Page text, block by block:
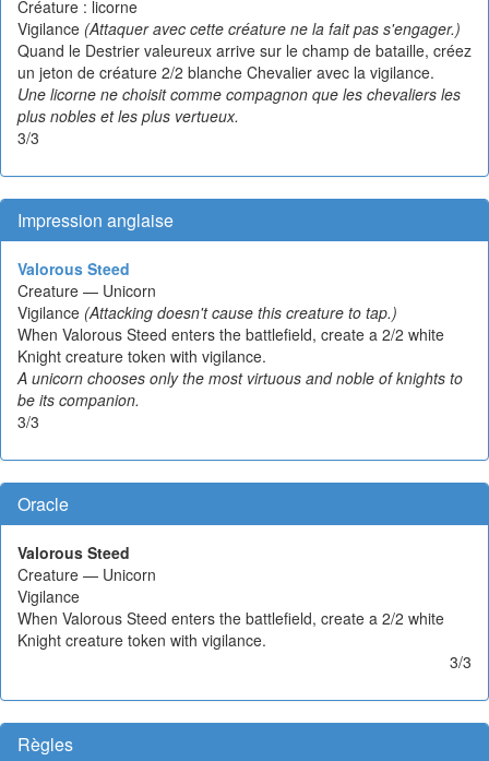
Créature : licorne
Vigilance (Attaquer avec cette créature ne la fait pas s'engager.)
Quand le Destrier valeureux arrive sur le champ de bataille, créez
un jeton de créature 2/2 blanche Chevalier avec la vigilance.
Une licorne ne choisit comme compagnon que les chevaliers les
plus nobles et les plus vertueux.
3/3
Impression anglaise
Valorous Steed
Creature — Unicorn
Vigilance (Attacking doesn't cause this creature to tap.)
When Valorous Steed enters the battlefield, create a 2/2 white
Knight creature token with vigilance.
A unicorn chooses only the most virtuous and noble of knights to
be its companion.
3/3
Oracle
Valorous Steed
Creature — Unicorn
Vigilance
When Valorous Steed enters the battlefield, create a 2/2 white
Knight creature token with vigilance.
3/3
Règles